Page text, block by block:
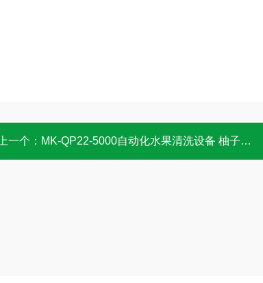
一个： MK-QP22-5000自动化水果清洗设备 柚子喷淋清洗机